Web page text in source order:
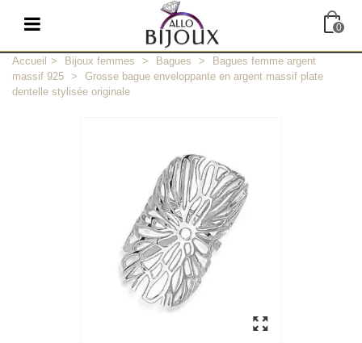
0
Accueil > Bijoux femmes > Bagues >
Bagues femme argent
massif 925 >
Grosse bague enveloppante en argent massif plate
dentelle stylisée originale